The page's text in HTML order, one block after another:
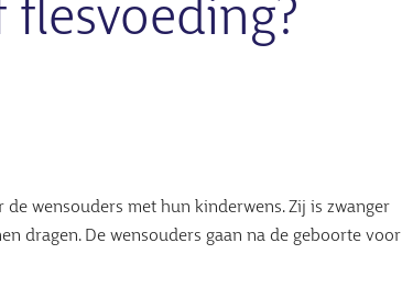
wensouders met hun kinderwens. Zij is zwanger
dragen. De wensouders gaan na de geboorte voor